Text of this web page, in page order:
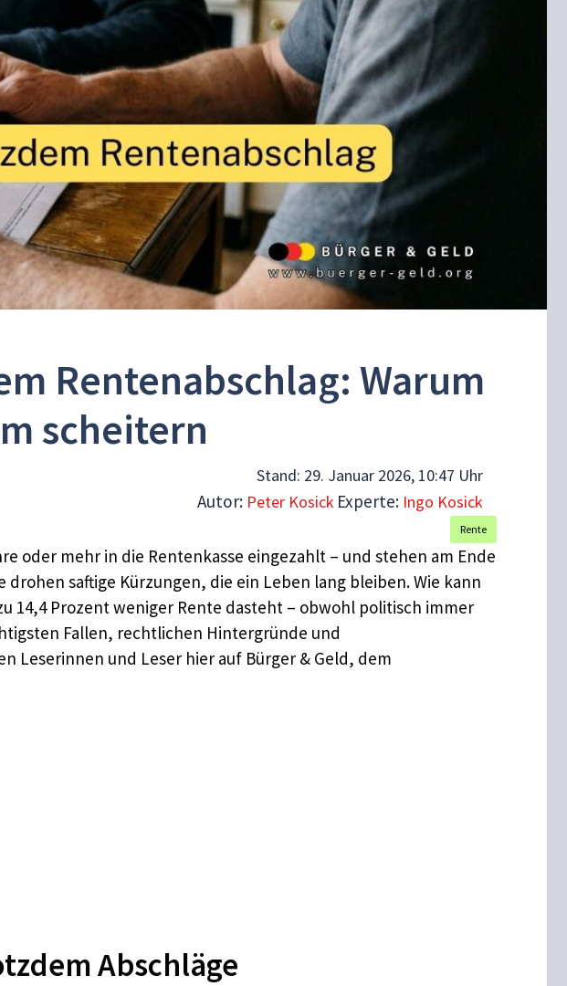
Rentenabschlag: Warum
scheitern
Stand: 29. Januar 2026, 10:47 Uhr
Autor: Peter Kosick Experte: Ingo Kosick
Rente
oder mehr in die Rentenkasse eingezahlt – und stehen am Ende
saftige Kürzungen, die ein Leben lang bleiben. Wie kann
14,4 Prozent weniger Rente dasteht – obwohl politisch immer
Fallen, rechtlichen Hintergründe und
Leserinnen und Leser hier auf Bürger & Geld, dem
Abschläge